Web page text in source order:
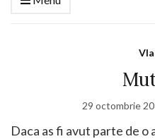
29 octombrie
Daca as fi avut parte de